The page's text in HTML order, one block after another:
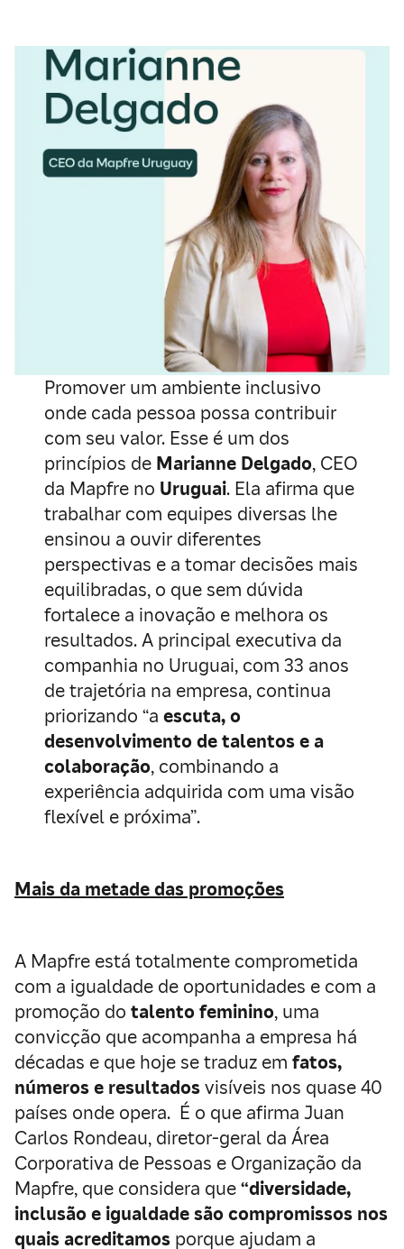
Promover um ambiente inclusivo
onde cada pessoa possa contribuir
com seu valor. Esse é um dos
princípios de Marianne Delgado, CEO
da Mapfre no Uruguai. Ela afirma que
trabalhar com equipes diversas lhe
ensinou a ouvir diferentes
perspectivas e a tomar decisões mais
equilibradas, o que sem dúvida
fortalece a inovação e melhora os
resultados. A principal executiva da
companhia no Uruguai, com 33 anos
de trajetória na empresa, continua
priorizando “aescuta, o
desenvolvimento de talentos e a
colaboração, combinando a
experiência adquirida com uma visão
flexível e próxima”.
Mais da metade das promoções
A Mapfre está totalmente comprometida
com a igualdade de oportunidades e com a
promoção do talento feminino, uma
convicção que acompanha a empresa há
décadas e que hoje se traduz em fatos,
números e resultadosvisíveis nos quase 40
países onde opera. É o que afirma Juan
Carlos Rondeau, diretor-geral da Área
Corporativa de Pessoas e Organização da
Mapfre, que considera que“diversidade,
inclusão e igualdade são compromissos nos
quais acreditamos porque ajudam a